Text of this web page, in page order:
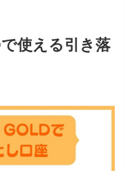
使える引き落